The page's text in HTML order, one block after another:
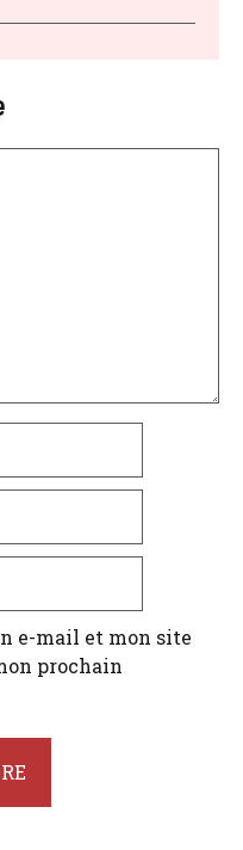
e-mail et mon site
prochain